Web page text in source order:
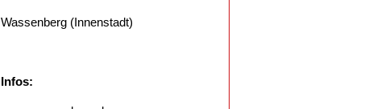
Wassenberg (Innenstadt)
Infos: